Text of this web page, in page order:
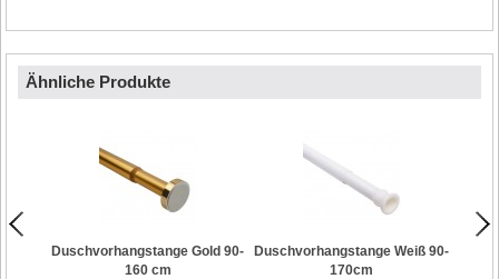
Platform
Ähnliche Produkte
Duschvorhangstange Gold 90-
160 cm
Duschvorhangstange Weiß 90-
170cm